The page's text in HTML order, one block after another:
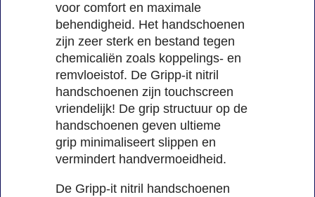
voor comfort en maximale
behendigheid. Het handschoenen
zijn zeer sterk en bestand tegen
chemicaliën zoals koppelings- en
remvloeistof. De Gripp-it nitril
handschoenen zijn touchscreen
vriendelijk! De grip structuur op de
handschoenen geven ultieme
grip minimaliseert slippen en
vermindert handvermoeidheid.
De Gripp-it nitril handschoenen